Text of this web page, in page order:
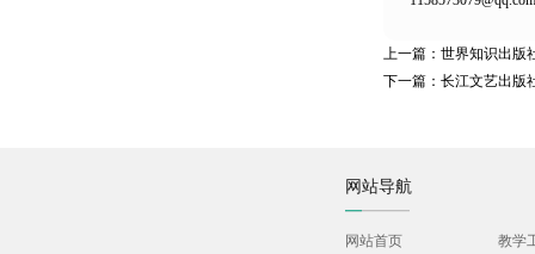
上一篇： 世界知识出版
下一篇： 长江文艺出版
网站导航
网站首页
教学